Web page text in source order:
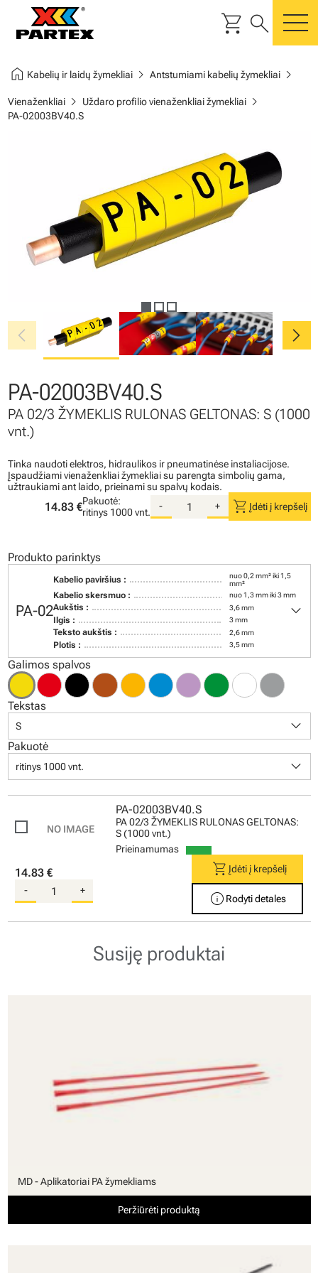
shopping_cart search
home Kabelių ir laidų žymekliaichevron_right Antstumiami kabelių žymekliaichevron_right
Vienaženkliaichevron_right Uždaro profilio vienaženkliai žymekliaichevron_right
PA-02003BV40.S
chevron_left chevron_right
PA-02003BV40.S
PA 02/3 ŽYMEKLIS RULONAS GELTONAS: S (1000
vnt.)
Tinka naudoti elektros, hidraulikos ir pneumatinėse instaliacijose.
Įspaudžiami vienaženkliai žymekliai su parengta simbolių gama,
užtraukiami ant laido, prieinami su spalvų kodais.
14.83 €Pakuotė:
ritinys 1000 vnt.
- + shopping_cart Įdėti į krepšelį
Produkto parinktys
PA-02
Kabelio paviršius :
nuo 0,2 mm² iki 1,5
mm²
Kabelio skersmuo : nuo 1,3 mm iki 3 mm
Aukštis : 3,6 mm
Ilgis : 3 mm
Teksto aukštis : 2,6 mm
Plotis : 3,5 mm
keyboard_arrow_down
Galimos spalvos
Tekstas
S keyboard_arrow_down
Pakuotė
ritinys 1000 vnt. keyboard_arrow_down
PA-02003BV40.S
PA 02/3 ŽYMEKLIS RULONAS GELTONAS:
S (1000 vnt.)
Prieinamumas
14.83 €
- +
shopping_cartĮdėti į krepšelį
info Rodyti detales
Susiję produktai
MD - Aplikatoriai PA žymekliams
Peržiūrėti produktą